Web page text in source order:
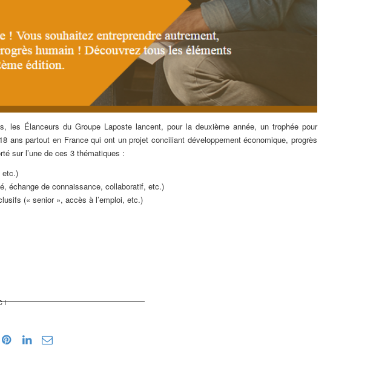
les Élanceurs du Groupe Laposte lancent, pour la deuxième année, un trophée pour
ans partout en France qui ont un projet conciliant développement économique, progrès
sur l’une de ces 3 thématiques :
etc.)
échange de connaissance, collaboratif, etc.)
(« senior », accès à l’emploi, etc.)